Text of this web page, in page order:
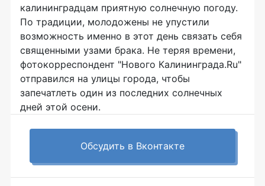
калининградцам приятную солнечную погоду.
По традиции, молодожены не упустили
возможность именно в этот день связать себя
священными узами брака. Не теряя времени,
фотокорреспондент "Нового Калининграда.Ru"
отправился на улицы города, чтобы
запечатлеть один из последних солнечных
дней этой осени.
Обсудить в Вконтакте